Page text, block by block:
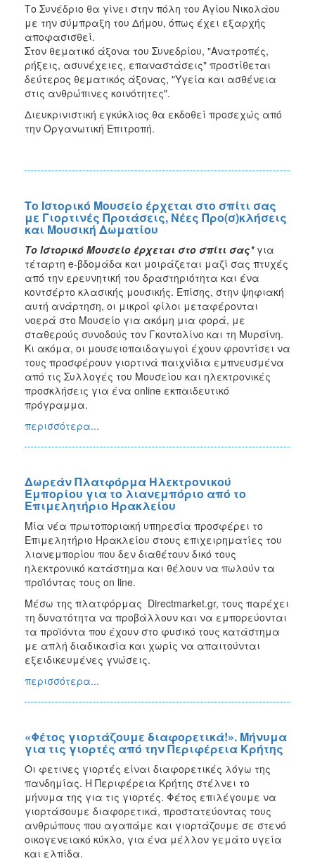
Το Συνέδριο θα γίνει στην πόλη του Αγίου Νικολάου
με την σύμπραξη του Δήμου, όπως έχει εξαρχής
αποφασισθεί.
Στον θεματικό άξονα του Συνεδρίου, "Ανατροπές,
ρήξεις, ασυνέχειες, επαναστάσεις" προστίθεται
δεύτερος θεματικός άξονας, "Υγεία και ασθένεια
στις ανθρώπινες κοινότητες".
Διευκρινιστική εγκύκλιος θα εκδοθεί προσεχώς από
την Οργανωτική Επιτροπή.
Το Ιστορικό Μουσείο έρχεται στο σπίτι σας
με Γιορτινές Προτάσεις, Νέες Προ(σ)κλήσεις
και Μουσική Δωματίου
Το Ιστορικό Μουσείο έρχεται στο σπίτι σας*για
τέταρτη e-βδομάδα και μοιράζεται μαζί σας πτυχές
από την ερευνητική του δραστηριότητα και ένα
κοντσέρτο κλασικής μουσικής. Επίσης, στην ψηφιακή
αυτή ανάρτηση, οι μικροί φίλοι μεταφέρονται
νοερά στο Μουσείο για ακόμη μια φορά, με
σταθερούς συνοδούς τον Γκοντολίνο και τη Μυρσίνη.
Κι ακόμα, οι μουσειοπαιδαγωγοί έχουν φροντίσει να
τους προσφέρουν γιορτινά παιχνίδια εμπνευσμένα
από τις Συλλογές του Μουσείου και ηλεκτρονικές
προσκλήσεις για ένα online εκπαιδευτικό
πρόγραμμα.
περισσότερα...
Δωρεάν Πλατφόρμα Ηλεκτρονικού
Εμπορίου για το λιανεμπόριο από το
Επιμελητήριο Ηρακλείου
Μία νέα πρωτοποριακή υπηρεσία προσφέρει το
Επιμελητήριο Ηρακλείου στους επιχειρηματίες του
λιανεμπορίου που δεν διαθέτουν δικό τους
ηλεκτρονικό κατάστημα και θέλουν να πωλούν τα
προϊόντας τους on line.
Μέσω της πλατφόρμας Directmarket.gr, τους παρέχει
τη δυνατότητα να προβάλλουν και να εμπορεύονται
τα προϊόντα που έχουν στο φυσικό τους κατάστημα
με απλή διαδικασία και χωρίς να απαιτούνται
εξειδικευμένες γνώσεις.
περισσότερα...
«Φέτος γιορτάζουμε διαφορετικά!». Μήνυμα
για τις γιορτές από την Περιφέρεια Κρήτης
Οι φετινες γιορτές είναι διαφορετικές λόγω της
πανδημίας. H Περιφέρεια Κρήτης στέλνει το
μήνυμα της για τις γιορτές. Φέτος επιλέγουμε να
γιορτάσουμε διαφορετικά, προστατεύοντας τους
ανθρώπους που αγαπάμε και γιορτάζουμε σε στενό
οικογενειακό κύκλο, για ένα μέλλον γεμάτο υγεία
και ελπίδα.